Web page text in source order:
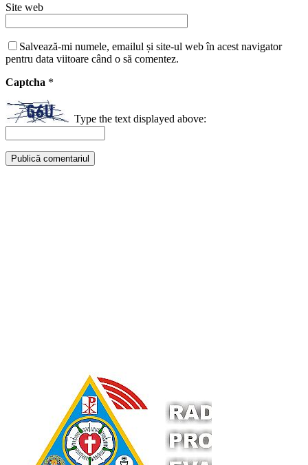
Site web
Salvează-mi numele, emailul și site-ul web în acest navigator
pentru data viitoare când o să comentez.
Captcha *
Type the text displayed above: